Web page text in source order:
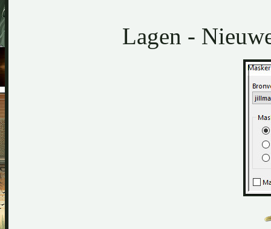
Lagen -